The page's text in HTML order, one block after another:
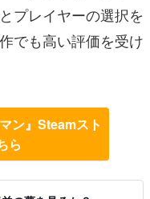
プレイヤーの選択を
でも高い評価を受け
ン』Steamスト
ら